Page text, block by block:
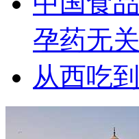
孕药无关
从西吃